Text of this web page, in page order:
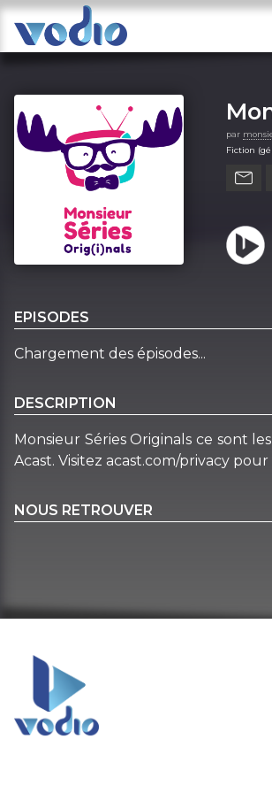
par
Fiction
EPISODES
Chargement des épisodes...
DESCRIPTION
Monsieur Séries Originals ce sont
Acast. Visitez acast.com/privacy
NOUS RETROUVER